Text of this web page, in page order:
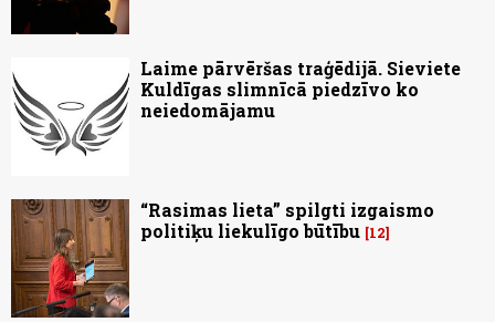
Laime pārvēršas traģēdijā. Sieviete
Kuldīgas slimnīcā piedzīvo ko
neiedomājamu
“Rasimas lieta” spilgti izgaismo
politiķu liekulīgo būtību 12